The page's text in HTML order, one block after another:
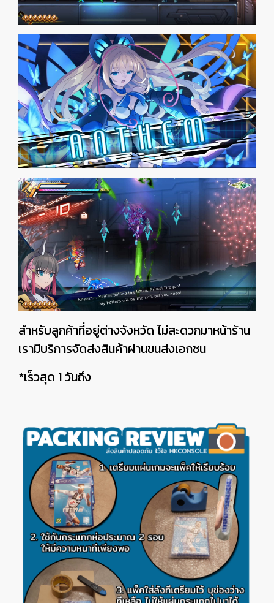
สำหรับลูกค้าที่อยู่ต่างจังหวัด ไม่สะดวกมาหน้าร้าน
เรามีบริการจัดส่งสินค้าผ่านขนส่งเอกชน
*เร็วสุด 1 วันถึง